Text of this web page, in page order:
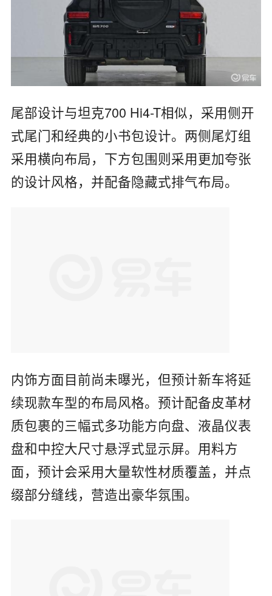
尾部设计与坦克700 Hi4-T相似，采用侧开
式尾门和经典的小书包设计。两侧尾灯组
采用横向布局，下方包围则采用更加夸张
的设计风格，并配备隐藏式排气布局。
内饰方面目前尚未曝光，但预计新车将延
续现款车型的布局风格。预计配备皮革材
质包裹的三幅式多功能方向盘、液晶仪表
盘和中控大尺寸悬浮式显示屏。用料方
面，预计会采用大量软性材质覆盖，并点
缀部分缝线，营造出豪华氛围。